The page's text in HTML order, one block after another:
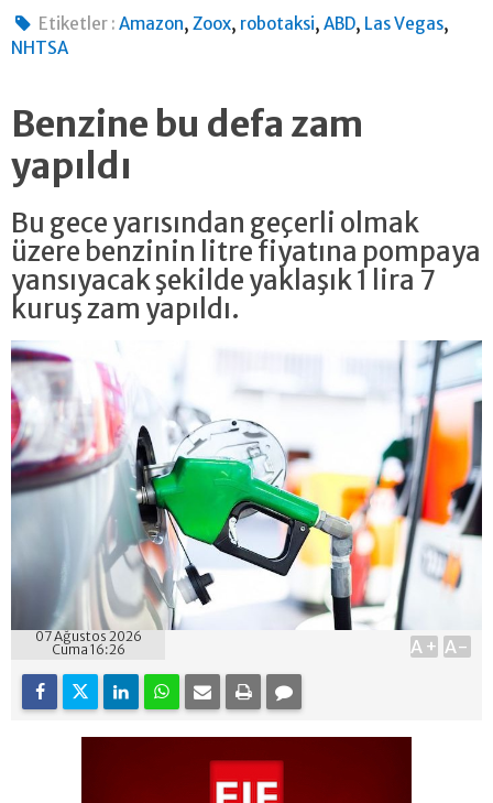
Etiketler : Amazon,Zoox, robotaksi,ABD, Las Vegas,
NHTSA
Benzine bu defa zam
yapıldı
Bu gece yarısından geçerli olmak
üzere benzinin litre fiyatına pompaya
yansıyacak şekilde yaklaşık 1 lira 7
kuruş zam yapıldı.
07 Ağustos 2026
Cuma 16:26
A+ A-